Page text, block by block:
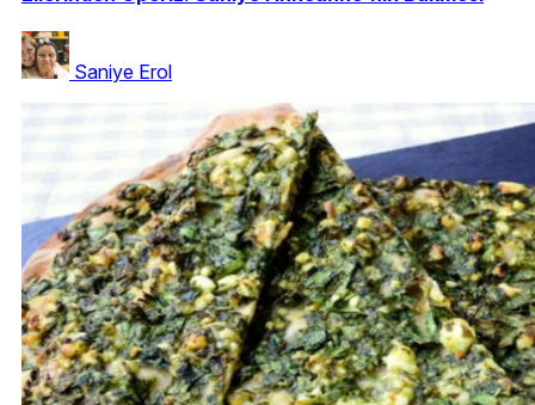
Saniye Erol